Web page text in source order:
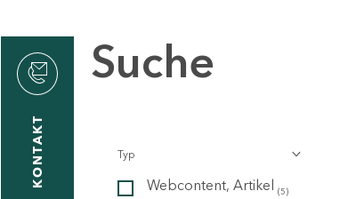
KONTAKT
Suche
Typ
Webcontent, Artikel (5)